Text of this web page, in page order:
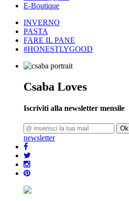
E-Boutique
INVERNO
PASTA
FARE IL PANE
#HONESTLYGOOD
Csaba Loves
Iscriviti alla newsletter mensile
Ok
newsletter